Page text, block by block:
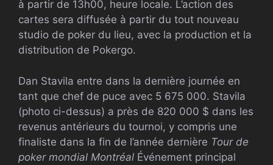
à partir de 13h00, heure locale. L’action des
cartes sera diffusée à partir du tout nouveau
studio de poker du lieu, avec la production et la
distribution de Pokergo.
Dan Stavila entre dans la dernière journée en
tant que chef de puce avec 5 675 000. Stavila
(photo ci-dessus) a près de 820 000 $ dans les
revenus antérieurs du tournoi, y compris une
finaliste dans la fin de l’année dernière Tour de
poker mondial Montréal Événement principal